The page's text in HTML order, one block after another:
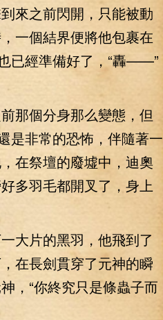
來之前閃開，只能被動
一個結界便將他包裹在
已經準備好了，“轟——”
個分身那么變態，但
是非常的恐怖，伴隨著一
在祭壇的廢墟中，迪奧
多羽毛都開叉了，身上
大片的黑羽，他飛到了
在長劍貫穿了元神的瞬
，“你終究只是條蟲子而